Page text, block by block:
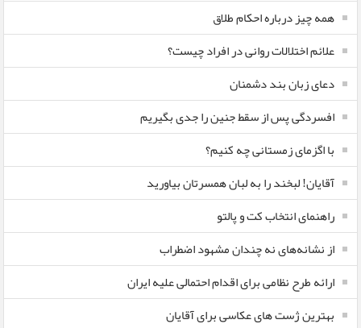
همه چیز درباره احکام طلاق
علائم اختلالات روانی در افراد چیست؟
دعای زبان بند دشمنان
افسردگی پس از سقط جنین را جدی بگیریم
با اگزمای زمستانی چه کنیم؟
آقایان! لبخند را به لبان همسرتان بیاورید
راهنمای انتخاب کت و پالتو
از نشانه‌های نه چندان مشهود اضطراب
ارائه طرح نظامی برای اقدام احتمالی علیه ایران
بهترین ژست های عکاسی برای آقایان